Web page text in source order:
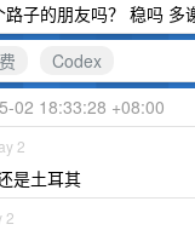
子的朋友吗？ 稳吗 多
Codex
02 18:33:28 +08:00
2
是土耳其
2